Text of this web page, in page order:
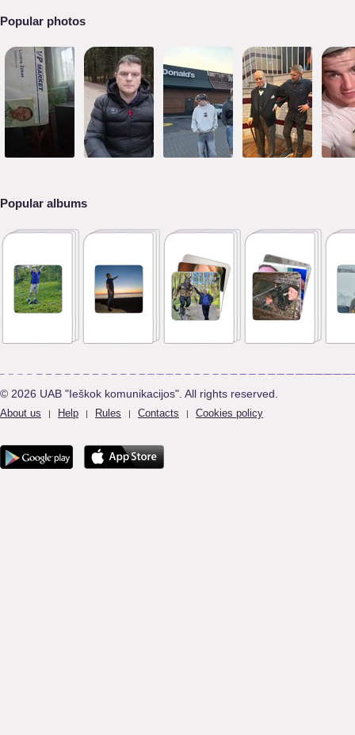
Popular photos
Popular albums
© 2026 UAB "Ieškok komunikacijos". All rights reserved.
About us | Help | Rules | Contacts | Cookies policy